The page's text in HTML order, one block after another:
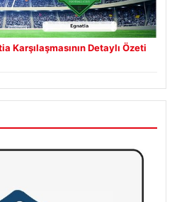
Karşılaşmasının Detaylı Özeti